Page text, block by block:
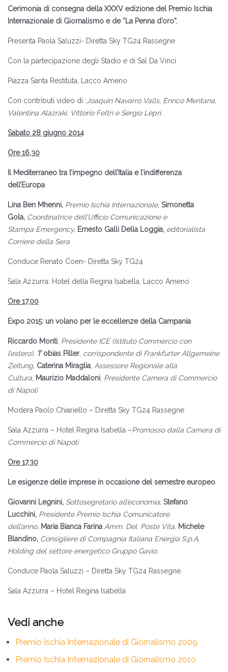
Cerimonia di consegna della XXXV edizione del Premio Ischia
Internazionale di Giornalismo e de “La Penna d’oro”.
Presenta Paola Saluzzi- Diretta Sky TG24 Rassegne
Con la partecipazione degli Stadio e di Sal Da Vinci
Piazza Santa Restituta, Lacco Ameno
Con contributi video di : Joaquin Navarro Valls, Enrico Mentana,
Valentina Alazraki, Vittorio Feltri e Sergio Lepri.
Sabato 28 giugno 2014
Ore 16,30
Il Mediterraneo tra l’impegno dell’Italia e l’indifferenza
dell’Europa
Lina Ben Mhenni, Premio Ischia Internazionale, Simonetta
Gola, Coordinatrice dell’Ufficio Comunicazione e
Stampa Emergency, Ernesto Galli Della Loggia, editorialista
Corriere della Sera
Conduce Renato Coen- Diretta Sky TG24
Sala Azzurra: Hotel della Regina Isabella, Lacco Ameno
Ore 17,00
Expo 2015: un volano per le eccellenze della Campania
Riccardo Monti Presidente ICE (Istituto Commercio con
l’estero), Tobias Piller, corrispondente di Frankfurter Allgemeine
Zeitung, Caterina Miraglia Assessore Regionale alla
Cultura Maurizio Maddaloni Presidente Camera di Commercio
di Napoli
Modera Paolo Chiariello – Diretta Sky TG24 Rassegne
Sala Azzurra – Hotel Regina Isabella –Promosso dalla Camera di
Commercio di Napoli
Ore 17,30
Le esigenze delle imprese in occasione del semestre europeo
Giovanni Legnini, Sottosegretario all’economia, Stefano
Lucchini, Presidente Premio Ischia Comunicatore
dell’anno, Maria Bianca Farina Amm. Del. Poste Vita Michele
Blandino, Consigliere di Compagnia Italiana Energia S.p.A,
Holding del settore energetico Gruppo Gavio.
Conduce Paola Saluzzi – Diretta Sky TG24 Rassegne
Sala Azzurra – Hotel Regina Isabella
Premio Ischia Internazionale di Giornalismo 2009
Premio Ischia Internazionale di Giornalismo 2010